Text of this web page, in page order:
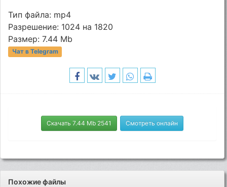
Тип файла: mp4
Разрешение: 1024 на 1820
Размер: 7.44 Mb
Чат в Telegram
Скачать 7.44 Mb 2541 Смотреть онлайн
Похожие файлы